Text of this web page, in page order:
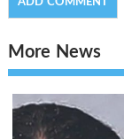
More News